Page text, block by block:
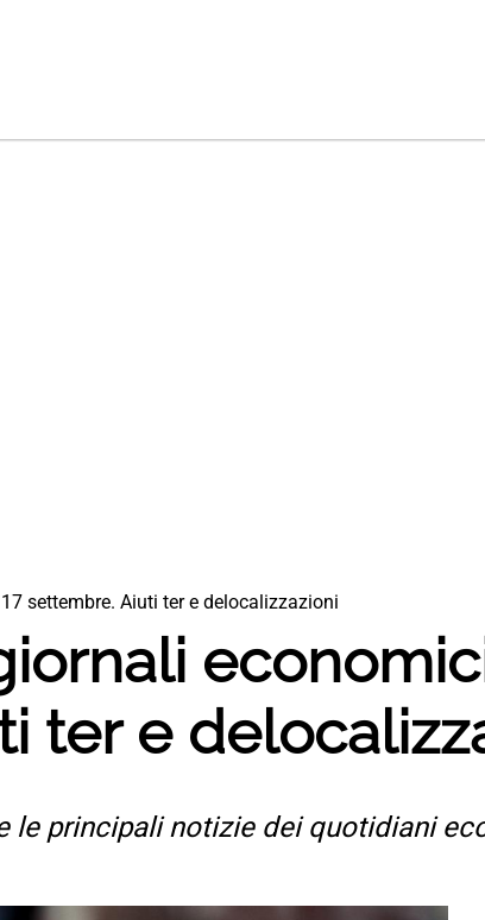
settembre. Aiuti ter e delocalizzazioni
ter e
le principali notizie dei quotidiani